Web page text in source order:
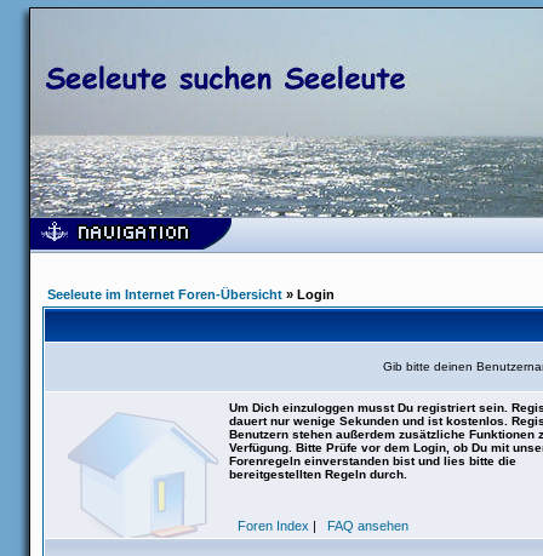
Seeleute im Internet Foren-Übersicht » Login
Gib bitte deinen
Um Dich einzuloggen musst Du registriert sein.
dauert nur wenige Sekunden und ist kostenlos.
Benutzern stehen außerdem zusätzliche Funktionen
Verfügung. Bitte Prüfe vor dem Login, ob Du mit
Forenregeln einverstanden bist und lies bitte die
bereitgestellten Regeln durch.
Foren Index | FAQ ansehen